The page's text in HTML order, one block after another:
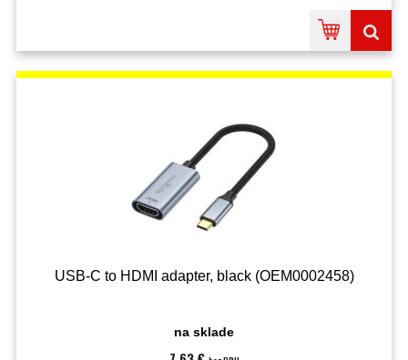
USB-C to HDMI adapter, black (OEM0002458)
na sklade